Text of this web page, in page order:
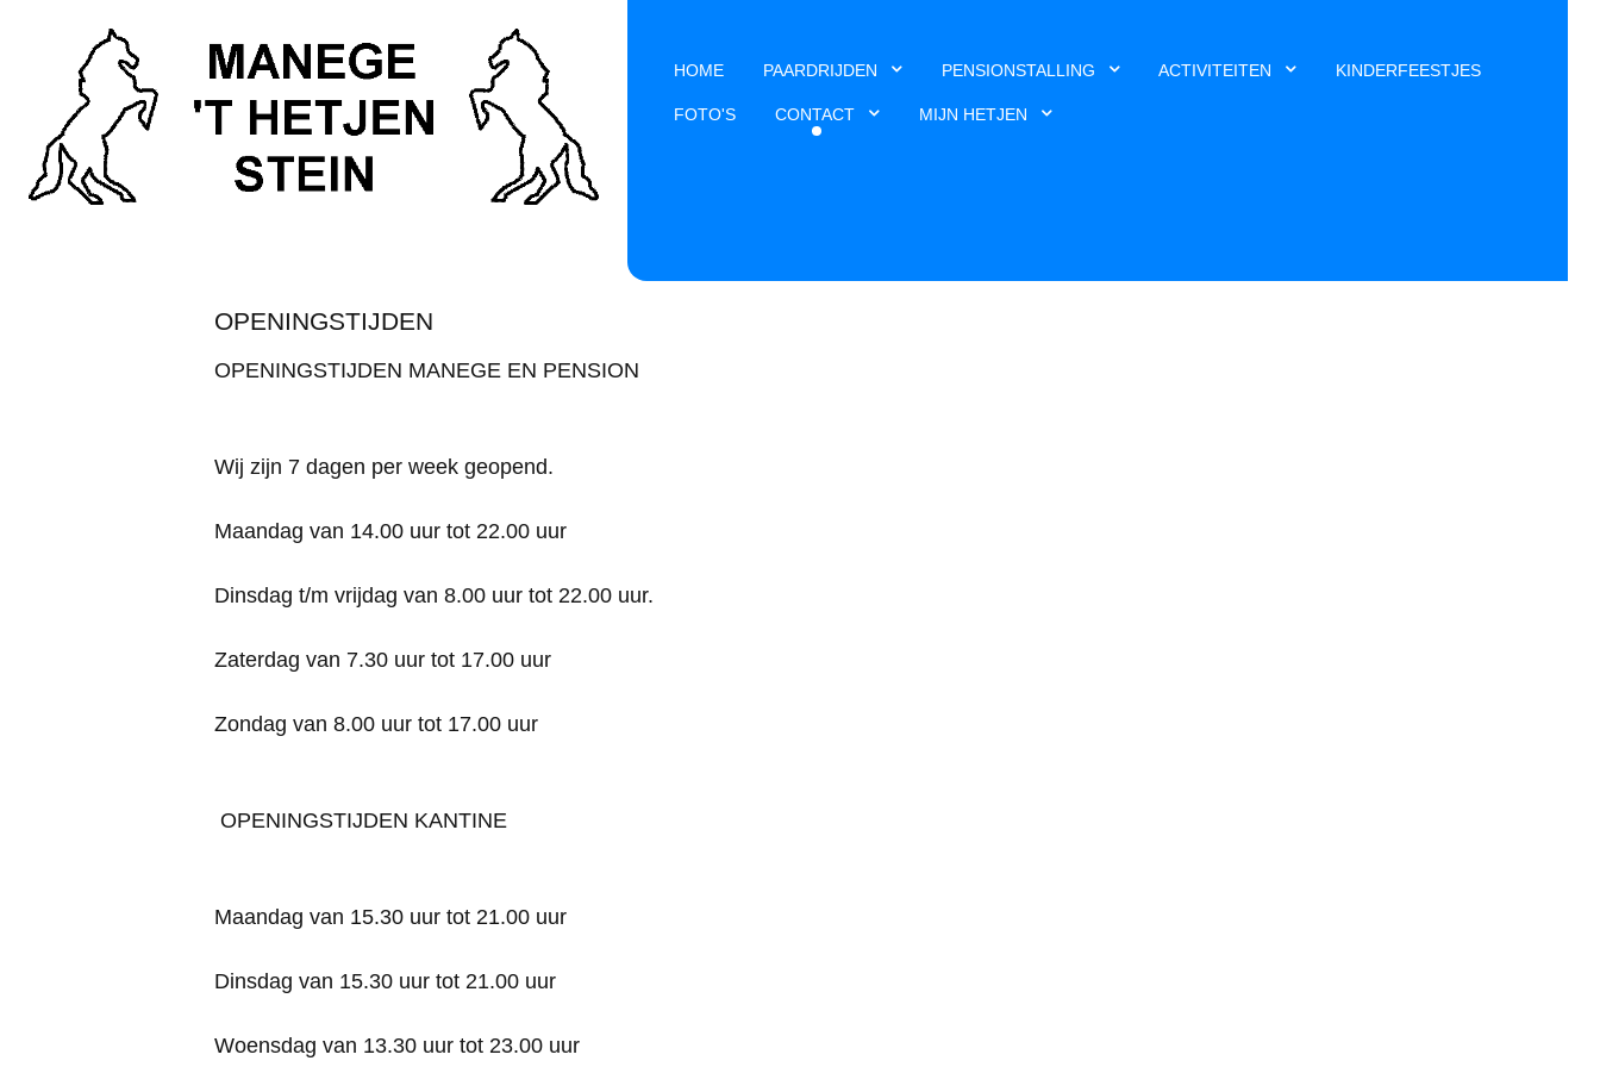
HOME PAARDRIJDEN PENSIONSTALLING ACTIVITEITEN KINDERFEESTJES
FOTO'S CONTACT MIJN HETJEN
OPENINGSTIJDEN
OPENINGSTIJDEN MANEGE EN PENSION
Wij zijn 7 dagen per week geopend.
Maandag van 14.00 uur tot 22.00 uur
Dinsdag t/m vrijdag van 8.00 uur tot 22.00 uur.
Zaterdag van 7.30 uur tot 17.00 uur
Zondag van 8.00 uur tot 17.00 uur
OPENINGSTIJDEN KANTINE
Maandag van 15.30 uur tot 21.00 uur
Dinsdag van 15.30 uur tot 21.00 uur
Woensdag van 13.30 uur tot 23.00 uur